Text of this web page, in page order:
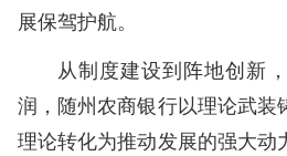
展保驾护航。
从制度建设到阵地创新
润，随州农商银行以理论武装
理论转化为推动发展的强大动